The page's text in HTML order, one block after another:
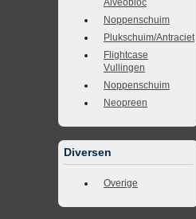
Alveobloc
Noppenschuim
Plukschuim/Antraciet
Flightcase
Vullingen
Noppenschuim
Neopreen
Diversen
Overige